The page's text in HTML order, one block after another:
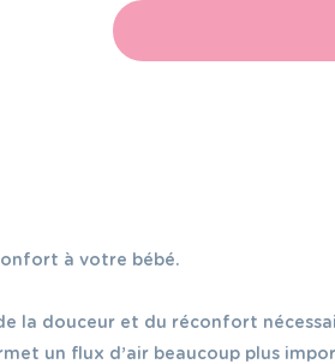
Tour
de
à votre bébé.
la douceur et du réconfort
un flux d’air beaucoup plus